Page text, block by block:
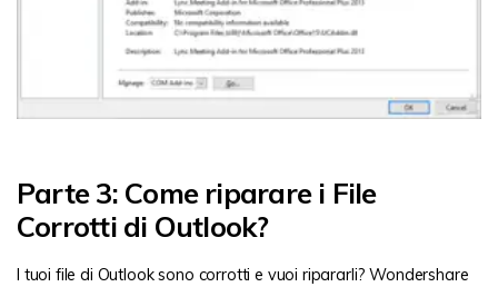
Parte 3: Come riparare i File
Corrotti di Outlook?
I tuoi file di Outlook sono corrotti e vuoi ripararli?Wondershare